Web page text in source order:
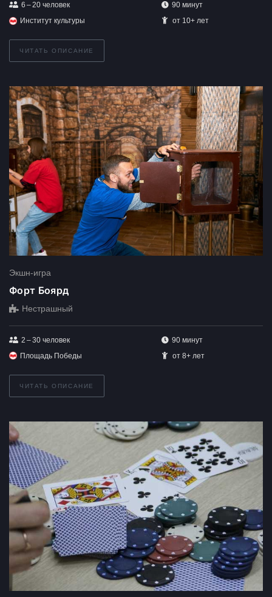
6 – 20 человек
90 минут
Институт культуры
от 10+ лет
ЧИТАТЬ ОПИСАНИЕ
Экшн-игра
Форт Боярд
Нестрашный
2 – 30 человек
90 минут
Площадь Победы
от 8+ лет
ЧИТАТЬ ОПИСАНИЕ